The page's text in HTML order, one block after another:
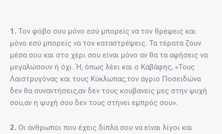
1. Τον φόβο σου μόνο εσύ μπορείς να τον θρέψεις και
μόνο εσύ μπορείς να τον καταστρέψεις. Τα τέρατα ζουν
μέσα σου και στο χέρι σου είναι μόνο αν θα τα αφήσεις να
μεγαλώσουν ή όχι. Ή, όπως λέει και ο Καβάφης, «Τους
Λαιστρυγόνας και τους Κύκλωπας,τον άγριο Ποσειδώνα
δεν θα συναντήσεις,αν δεν τους κουβανείς μες στην ψυχή
σου,αν η ψυχή σου δεν τους στήνει εμπρός σου».
2. Οι άνθρωποι που έχεις δίπλα σου να είναι λίγοι και